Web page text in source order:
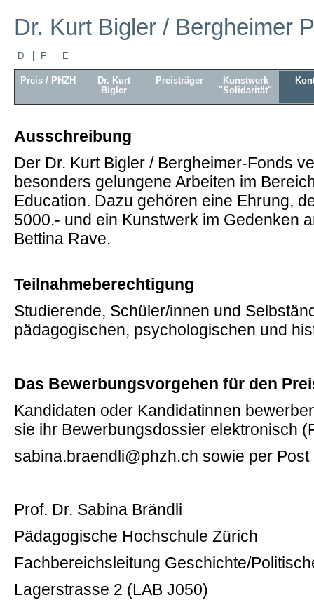
Dr. Kurt Bigler / Bergheimer
D F E
Preis / PHZH
Dr. Kurt
Bigler
Preisträger
Kunstwerk
"Solidarität"
Ausschreibung
Der Dr. Kurt Bigler / Bergheimer-Fonds
besonders gelungene Arbeiten im
Education. Dazu gehören eine Ehrung,
5000.- und ein Kunstwerk im Gedenken
Bettina Rave.
Teilnahmeberechtigung
Studierende, Schüler/innen und
pädagogischen, psychologischen und
Das Bewerbungsvorgehen für den
Kandidaten oder Kandidatinnen
sie ihr Bewerbungsdossier elektronisch
sabina.braendli@phzh.ch sowie per Post
Prof. Dr. Sabina Brändli
Pädagogische Hochschule Zürich
Fachbereichsleitung Geschichte/
Lagerstrasse 2 (LAB J050)